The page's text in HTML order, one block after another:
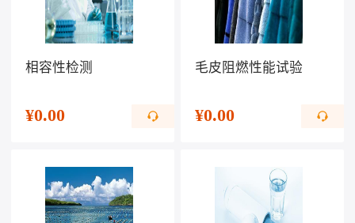
相容性检测
¥0.00
毛皮阻燃性能试验
¥0.00